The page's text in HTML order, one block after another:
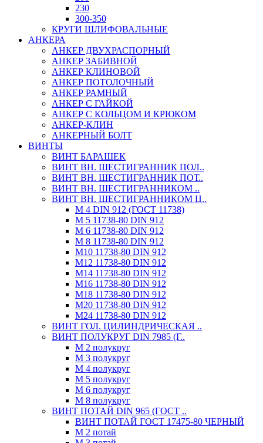
230
300-350
КРУГИ ШЛИФОВАЛЬНЫЕ
АНКЕРА
АНКЕР ДВУХРАСПОРНЫЙ
АНКЕР ЗАБИВНОЙ
АНКЕР КЛИНОВОЙ
АНКЕР ПОТОЛОЧНЫЙ
АНКЕР РАМНЫЙ
АНКЕР С ГАЙКОЙ
АНКЕР С КОЛЬЦОМ И КРЮКОМ
АНКЕР-КЛИН
АНКЕРНЫЙ БОЛТ
ВИНТЫ
ВИНТ БАРАШЕК
ВИНТ ВН. ШЕСТИГРАННИК ПОЛ..
ВИНТ ВН. ШЕСТИГРАННИК ПОТ..
ВИНТ ВН. ШЕСТИГРАННИКОМ ..
ВИНТ ВН. ШЕСТИГРАННИКОМ Ц..
М 4 DIN 912 (ГОСТ 11738)
М 5 11738-80 DIN 912
М 6 11738-80 DIN 912
М 8 11738-80 DIN 912
М10 11738-80 DIN 912
М12 11738-80 DIN 912
М14 11738-80 DIN 912
М16 11738-80 DIN 912
М18 11738-80 DIN 912
М20 11738-80 DIN 912
М24 11738-80 DIN 912
ВИНТ ГОЛ. ЦИЛИНДРИЧЕСКАЯ ..
ВИНТ ПОЛУКРУГ DIN 7985 (Г..
М 2 полукруг
М 3 полукруг
М 4 полукруг
М 5 полукруг
М 6 полукруг
М 8 полукруг
ВИНТ ПОТАЙ DIN 965 (ГОСТ ..
ВИНТ ПОТАЙ ГОСТ 17475-80 ЧЕРНЫЙ
М 2 потай